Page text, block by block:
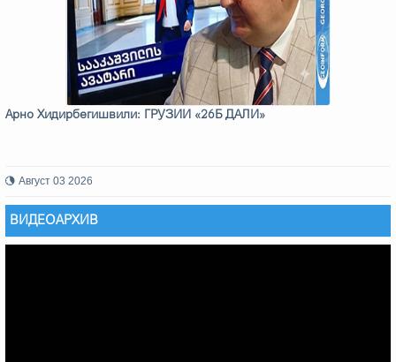
Арно Хидирбегишвили: ГРУЗИИ «26Б ДАЛИ»
Август 03 2026
ВИДЕОАРХИВ